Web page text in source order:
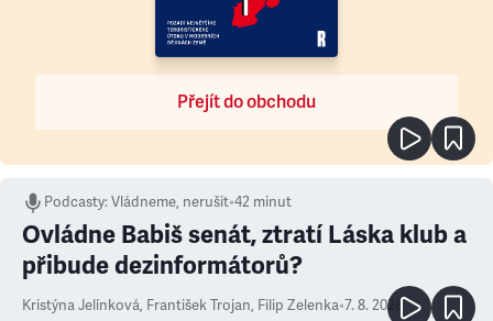
Přejít do obchodu
Podcasty:Vládneme, nerušit•42 minut
Ovládne Babiš senát, ztratí Láska klub a
přibude dezinformátorů?
Kristýna Jelínková, František Trojan, Filip Zelenka•7. 8. 2026